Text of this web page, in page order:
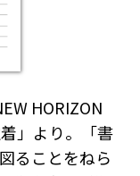
HORIZON
」より。「書
ることをねら